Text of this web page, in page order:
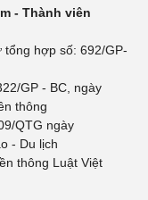
- Thành viên
hợp số: 692/GP-
GP - BC, ngày
thông
QTG ngày
- Du lịch
thông Luật Việt